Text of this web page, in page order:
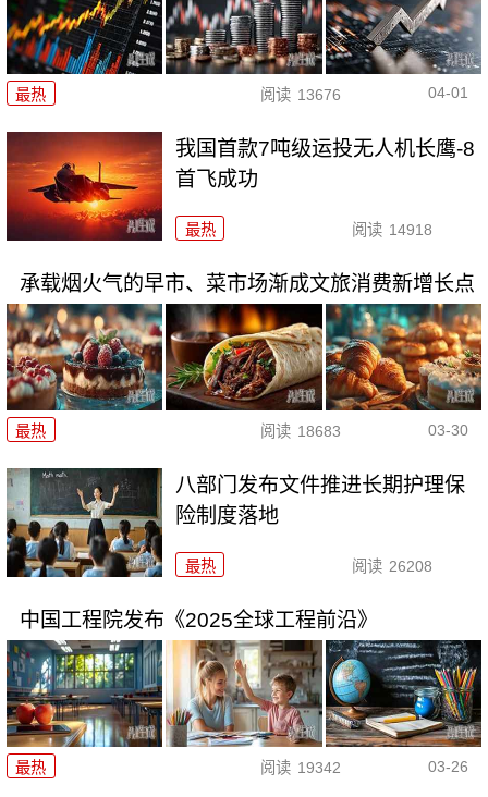
最热 阅读 13676 04-01
我国首款7吨级运投无人机长鹰-8
首飞成功
最热 阅读 14918
承载烟火气的早市、菜市场渐成文旅消费新增长点
最热 阅读 18683 03-30
八部门发布文件推进长期护理保
险制度落地
最热 阅读 26208
中国工程院发布《2025全球工程前沿》
最热 阅读 19342 03-26